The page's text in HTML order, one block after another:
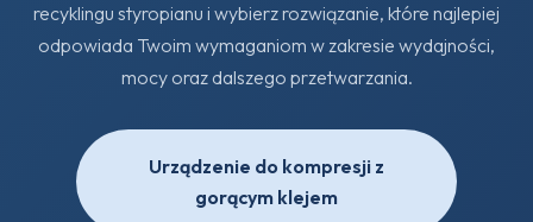
recyklingu styropianu i wybierz rozwiązanie, które najlepiej
odpowiada Twoim wymaganiom w zakresie wydajności,
mocy oraz dalszego przetwarzania.
Urządzenie do kompresji z
gorącym klejem